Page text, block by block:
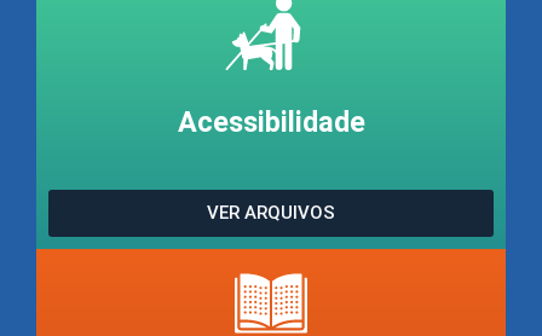
Acessibilidade
VER ARQUIVOS